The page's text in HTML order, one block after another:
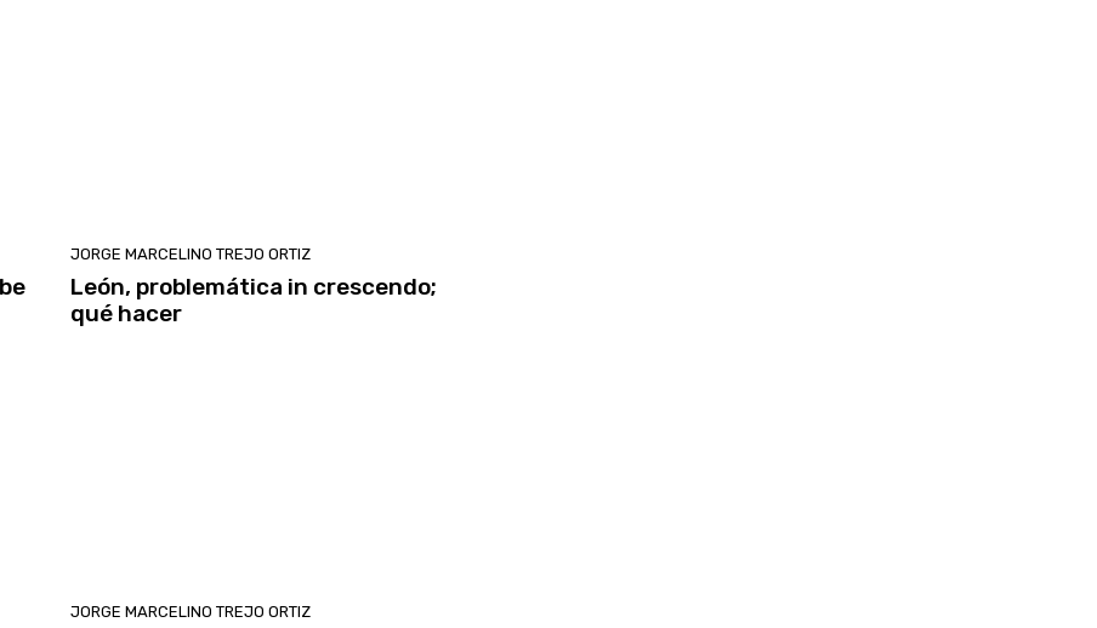
JORGE MARCELINO TREJO ORTIZ
León, problemática in crescendo;
qué hacer
JORGE MARCELINO TREJO ORTIZ